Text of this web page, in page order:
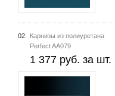
02.
Карнизы из полиуретана
Perfect AA079
1 377 руб. за шт.